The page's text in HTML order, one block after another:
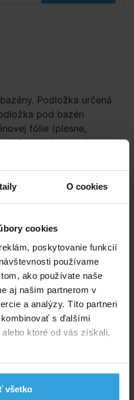
O cookies
cookies
poskytovanie funkcií
používame
ako používate naše
aj našim partnerom v
a analýzy. Títo partneri
s ďalšími
ktoré od vás získali,
všetko
Podložka určená
pod bazén
fólie (plesne,
Pokladá sa na úplne
piesok. Materiál
polypropylénovej
a plesniam, zdravotne
obdĺžnik
geotextilný
2,7 x 2,0 m
300